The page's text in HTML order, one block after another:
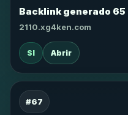
Backlink generado 65
2110.xg4ken.com
SI Abrir
#67